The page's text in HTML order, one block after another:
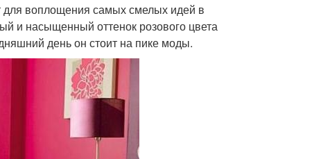
для воплощения самых смелых идей в
и насыщенный оттенок розового цвета
день он стоит на пике моды.